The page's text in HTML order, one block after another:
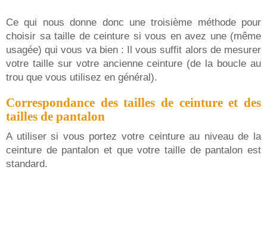
Ce qui nous donne donc une troisième méthode pour
choisir sa taille de ceinture si vous en avez une (même
usagée) qui vous va bien : Il vous suffit alors de mesurer
votre taille sur votre ancienne ceinture (de la boucle au
trou que vous utilisez en général).
Correspondance des tailles de ceinture et des
tailles de pantalon
A utiliser si vous portez votre ceinture au niveau de la
ceinture de pantalon et que votre taille de pantalon est
standard.